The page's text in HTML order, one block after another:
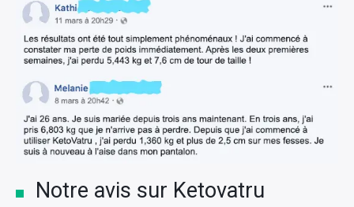
Notre avis sur Ketovatru